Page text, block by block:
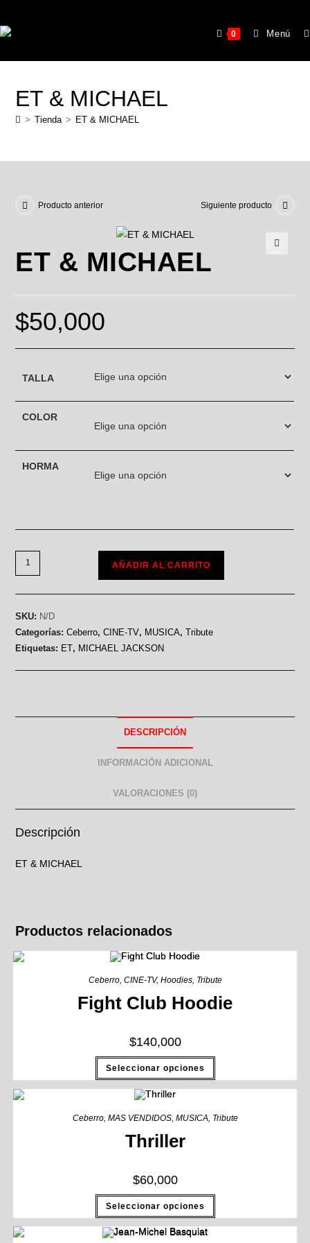
0 Menú
ET & MICHAEL
> Tienda > ET & MICHAEL
Producto anterior Siguiente producto
ET & MICHAEL
$50,000
TALLA
COLOR
HORMA
AÑADIR AL CARRITO
SKU: N/D
Categorías:Ceberro,CINE-TV, MUSICA,Tribute
Etiquetas: ET, MICHAEL JACKSON
DESCRIPCIÓN
INFORMACIÓN ADICIONAL
VALORACIONES (0)
Descripción
ET & MICHAEL
Productos relacionados
Ceberro, CINE-TV, Hoodies, Tribute
Fight Club Hoodie
$140,000
Seleccionar opciones
Ceberro, MAS VENDIDOS, MUSICA, Tribute
Thriller
$60,000
Seleccionar opciones